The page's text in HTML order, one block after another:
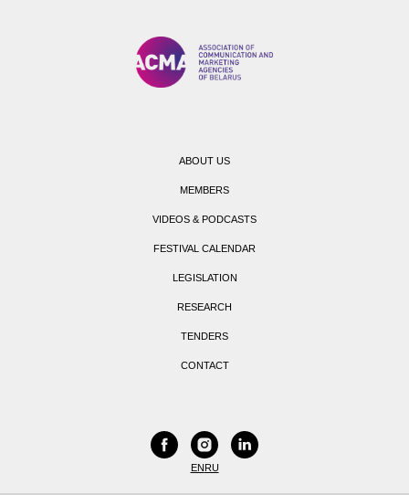
ABOUT US
MEMBERS
VIDEOS & PODCASTS
FESTIVAL CALENDAR
LEGISLATION
RESEARCH
TENDERS
CONTACT
ENRU